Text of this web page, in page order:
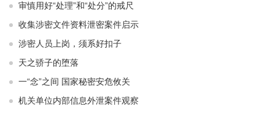
审慎用好“处理”和“处分”的戒尺
收集涉密文件资料泄密案件启示
涉密人员上岗，须系好扣子
天之骄子的堕落
一“念”之间 国家秘密安危攸关
机关单位内部信息外泄案件观察